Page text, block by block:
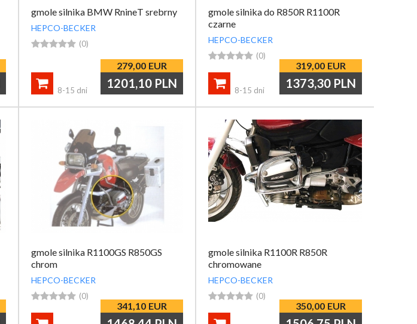
gmole silnika BMW RnineT srebrny
HEPCO-BECKER
 (0)
279,00 EUR
1201,10 PLN

8-15 dni
gmole silnika do R850R R1100R
czarne
HEPCO-BECKER
 (0)
319,00 EUR
1373,30 PLN

8-15 dni
gmole silnika R1100GS R850GS
chrom
HEPCO-BECKER
 (0)
341,10 EUR
gmole silnika R1100R R850R
chromowane
HEPCO-BECKER
 (0)
350,00 EUR